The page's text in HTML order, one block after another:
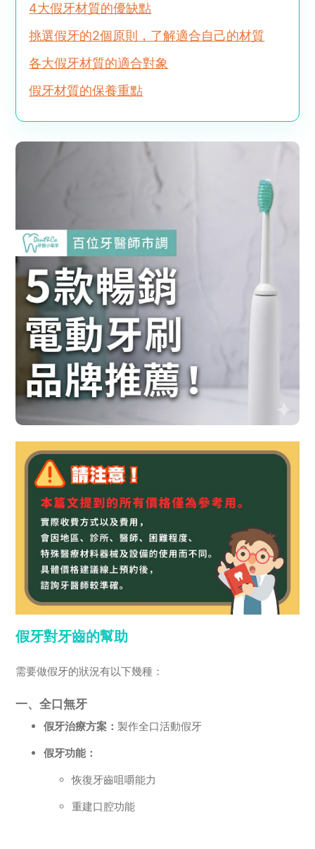
4大假牙材質的優缺點
挑選假牙的2個原則，了解適合自己的材質
各大假牙材質的適合對象
假牙材質的保養重點
假牙對牙齒的幫助
需要做假牙的狀況有以下幾種：
一、全口無牙
假牙治療方案：製作全口活動假牙
假牙功能：
恢復牙齒咀嚼能力
重建口腔功能